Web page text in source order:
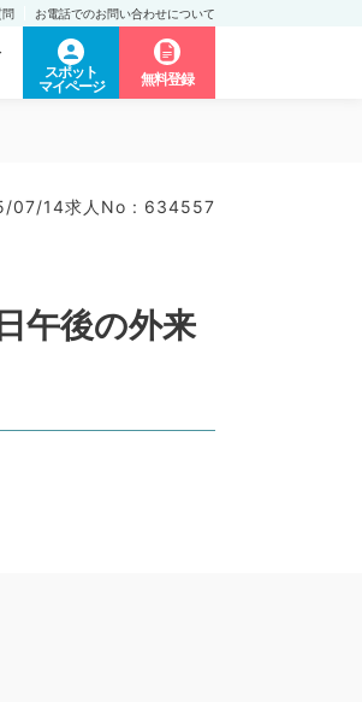
問 お電話でのお問い合わせについて
スポット
マイページ
無料登録
07/14求人No : 634557
午後の外来